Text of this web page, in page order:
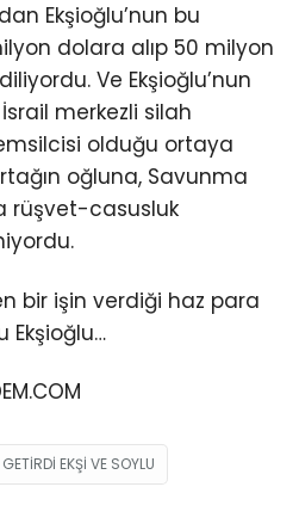
Ekşioğlu’nun bu
dolara alıp 50 milyon
Ve Ekşioğlu’nun
merkezli silah
olduğu ortaya
oğluna, Savunma
rüşvet-casusluk
bir işin verdiği haz para
Ekşioğlu…
EKŞI VE SOYLU